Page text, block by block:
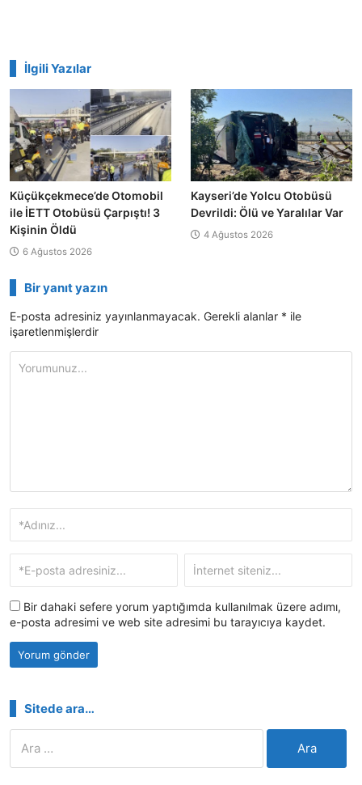
İlgili Yazılar
Küçükçekmece’de Otomobil
ile İETT Otobüsü Çarpıştı! 3
Kişinin Öldü
6 Ağustos 2026
Kayseri’de Yolcu Otobüsü
Devrildi: Ölü ve Yaralılar Var
4 Ağustos 2026
Bir yanıt yazın
E-posta adresiniz yayınlanmayacak. Gerekli alanlar * ile
işaretlenmişlerdir
Bir dahaki sefere yorum yaptığımda kullanılmak üzere adımı,
e-posta adresimi ve web site adresimi bu tarayıcıya kaydet.
Sitede ara…